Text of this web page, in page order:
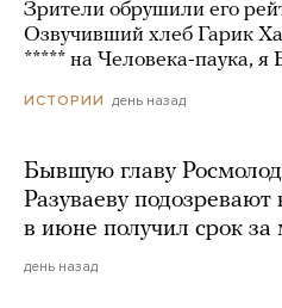
Зрители обрушили его
Озвучивший хлеб Гарик
***** на Человека-паука,
ИСТОРИИ день назад
Бывшую главу
Разуваеву подозревают
в июне получил срок
день назад